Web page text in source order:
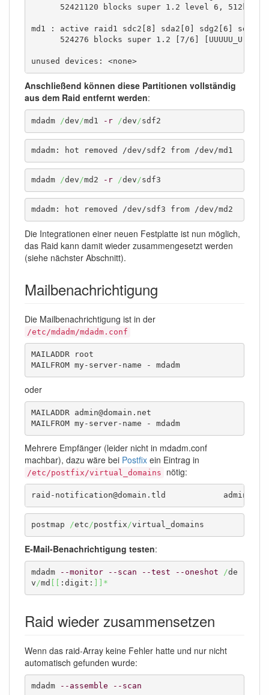
52421120 blocks super 1.2 level 6, 512k
md1 : active raid1 sdc2[8] sda2[0] sdg2[6]
      524276 blocks super 1.2 [7/6] [UUUUU_U]
unused devices: <none>
Anschließend können diese Partitionen vollständig
aus dem Raid entfernt werden:
mdadm /dev/md1 -r /dev/sdf2
mdadm: hot removed /dev/sdf2 from /dev/md1
mdadm /dev/md2 -r /dev/sdf3
mdadm: hot removed /dev/sdf3 from /dev/md2
Die Integrationen einer neuen Festplatte ist nun möglich,
das Raid kann damit wieder zusammengesetzt werden
(siehe nächster Abschnitt).
Mailbenachrichtigung
Die Mailbenachrichtigung ist in der
/etc/mdadm/mdadm.conf
MAILADDR root
MAILFROM my-server-name - mdadm
oder
MAILADDR admin@domain.net
MAILFROM my-server-name - mdadm
Mehrere Empfänger (leider nicht in mdadm.conf
machbar), dazu wäre bei Postfix ein Eintrag in
/etc/postfix/virtual_domains nötig:
raid-
postmap /etc/postfix/virtual_domains
E-Mail-Benachrichtigung testen:
mdadm --monitor --scan --test --oneshot /de
v/md :digit: *
Raid wieder zusammensetzen
Wenn das raid-Array keine Fehler hatte und nur nicht
automatisch gefunden wurde:
mdadm --assemble --scan